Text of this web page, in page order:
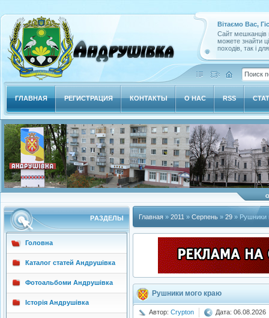
Вітаємо Вас,
Сайт мешканців
можете знайти
походів, так і
ГЛАВНАЯ РЕГИСТРАЦИЯ КОНТАКТЫ О НАС RSS
РAЗДЕЛЫ
Головна
Каталог статей Андрушівка
Фотоальбоми Андрушівка
Історія Андрушівка
Главная » 2011 » Серпень » 29 » Рушники
Рушники мого краю
Автор: Crypton Дата: 06.08.2026